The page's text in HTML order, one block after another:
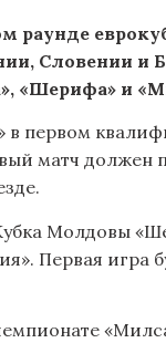
раунде
Словении и
«Шерифа» и
первом
матч должен
Молдовы
Первая игра